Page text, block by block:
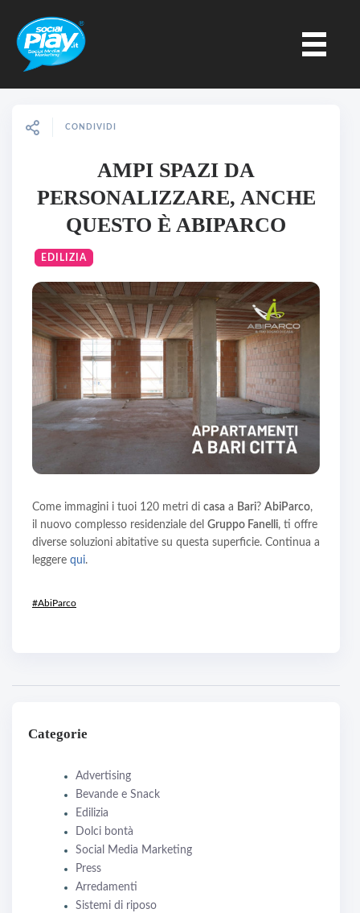
CONDIVIDI
AMPI SPAZI DA
PERSONALIZZARE, ANCHE
QUESTO È ABIPARCO
EDILIZIA
Come immagini i tuoi 120 metri di casa a Bari? AbiParco,
il nuovo complesso residenziale del Gruppo Fanelli, ti offre
diverse soluzioni abitative su questa superficie. Continua a
leggere qui.
#AbiParco
Categorie
Advertising
Bevande e Snack
Edilizia
Dolci bontà
Social Media Marketing
Press
Arredamenti
Sistemi di riposo